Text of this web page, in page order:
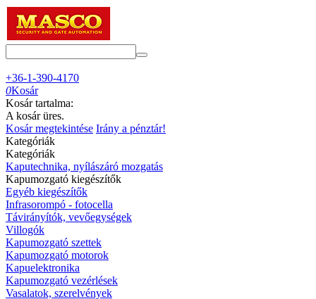
+36-1-390-4170
0Kosár
Kosár tartalma:
A kosár üres.
Kosár megtekintése Irány a pénztár!
Kategóriák
Kategóriák
Kaputechnika, nyílászáró mozgatás
Kapumozgató kiegészítők
Egyéb kiegészítők
Infrasorompó - fotocella
Távirányítók, vevőegységek
Villogók
Kapumozgató szettek
Kapumozgató motorok
Kapuelektronika
Kapumozgató vezérlések
Vasalatok, szerelvények